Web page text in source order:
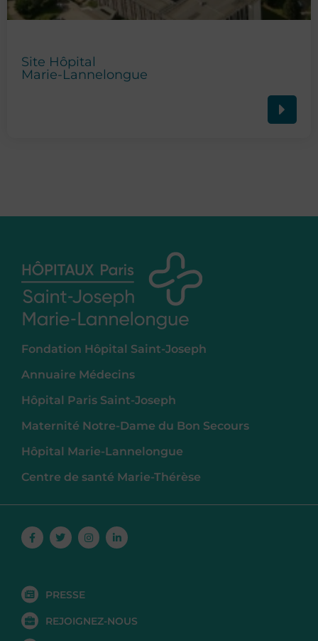
Site Hôpital
Marie-Lannelongue
Fondation Hôpital Saint-Joseph
Annuaire Médecins
Hôpital Paris Saint-Joseph
Maternité Notre-Dame du Bon Secours
Hôpital Marie-Lannelongue
Centre de santé Marie-Thérèse
Facebook-
f
TwitterInstagramLinkedin-
in
PRESSE
REJOIGNEZ-NOUS